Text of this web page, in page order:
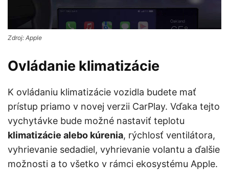
Zdroj: Apple
Ovládanie klimatizácie
K ovládaniu klimatizácie vozidla budete mať
prístup priamo v novej verzii CarPlay. Vďaka tejto
vychytávke bude možné nastaviť teplotu
klimatizácie alebo kúrenia, rýchlosť ventilátora,
vyhrievanie sedadiel, vyhrievanie volantu a ďalšie
možnosti a to všetko v rámci ekosystému Apple.